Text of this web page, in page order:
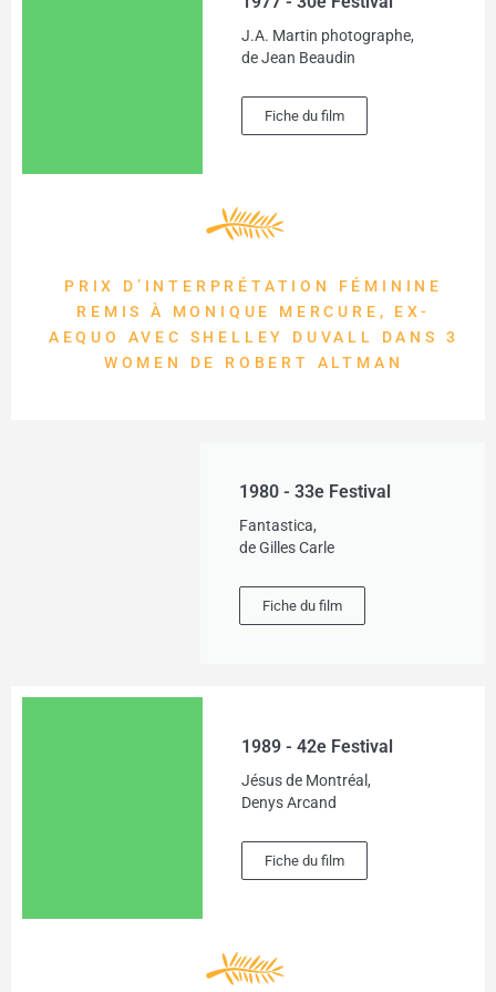
J.A. Martin photographe,
de Jean Beaudin
Fiche du film
PRIX D’INTERPRÉTATION FÉMININE
REMIS À MONIQUE MERCURE, EX-
AEQUO AVEC SHELLEY DUVALL DANS 3
WOMEN DE ROBERT ALTMAN
1980 - 33e Festival
Fantastica,
de Gilles Carle
Fiche du film
1989 - 42e Festival
Jésus de Montréal,
Denys Arcand
Fiche du film